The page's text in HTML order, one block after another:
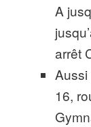
A
arrêt
Aussi
16,